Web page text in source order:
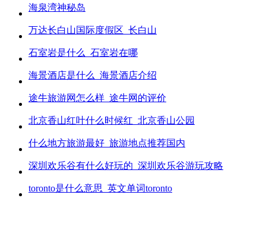
海泉湾神秘岛
万达长白山国际度假区_长白山
石室岩是什么_石室岩在哪
海景酒店是什么_海景酒店介绍
途牛旅游网怎么样_途牛网的评价
北京香山红叶什么时候红_北京香山公园
什么地方旅游最好_旅游地点推荐国内
深圳欢乐谷有什么好玩的_深圳欢乐谷游玩攻略
toronto是什么意思_英文单词toronto